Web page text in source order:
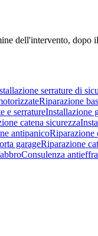
dell'intervento, dopo
serrature di
Riparazione
e serratureInstallazione
catena sicurezza
antipanicoRiparazione
garageRiparazione
Consulenza